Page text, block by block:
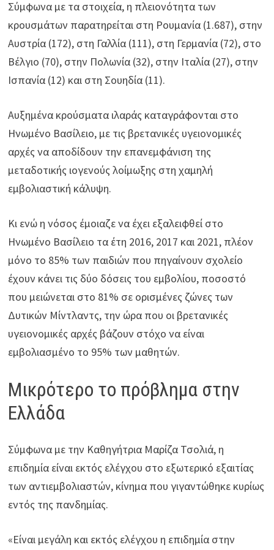
Σύμφωνα με τα στοιχεία, η πλειονότητα των
κρουσμάτων παρατηρείται στη Ρουμανία (1.687), στην
Αυστρία (172), στη Γαλλία (111), στη Γερμανία (72), στο
Βέλγιο (70), στην Πολωνία (32), στην Ιταλία (27), στην
Ισπανία (12) και στη Σουηδία (11).
Αυξημένα κρούσματα ιλαράς καταγράφονται στο
Ηνωμένο Βασίλειο, με τις βρετανικές υγειονομικές
αρχές να αποδίδουν την επανεμφάνιση της
μεταδοτικής ιογενούς λοίμωξης στη χαμηλή
εμβολιαστική κάλυψη.
Κι ενώ η νόσος έμοιαζε να έχει εξαλειφθεί στο
Ηνωμένο Βασίλειο τα έτη 2016, 2017 και 2021, πλέον
μόνο το 85% των παιδιών που πηγαίνουν σχολείο
έχουν κάνει τις δύο δόσεις του εμβολίου, ποσοστό
που μειώνεται στο 81% σε ορισμένες ζώνες των
Δυτικών Μίντλαντς, την ώρα που οι βρετανικές
υγειονομικές αρχές βάζουν στόχο να είναι
εμβολιασμένο το 95% των μαθητών.
Μικρότερο το πρόβλημα στην
Ελλάδα
Σύμφωνα με την Καθηγήτρια Μαρίζα Τσολιά, η
επιδημία είναι εκτός ελέγχου στο εξωτερικό εξαιτίας
των αντιεμβολιαστών, κίνημα που γιγαντώθηκε κυρίως
εντός της πανδημίας.
«Είναι μεγάλη και εκτός ελέγχου η επιδημία στην